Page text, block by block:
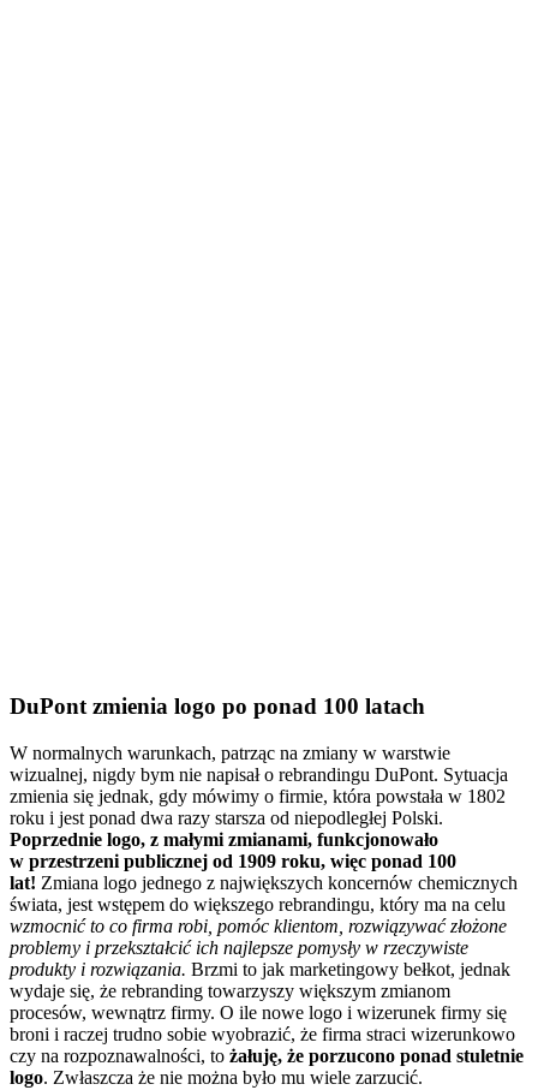
DuPont zmienia logo po ponad 100 latach
W normalnych warunkach, patrząc na zmiany w warstwie
wizualnej, nigdy bym nie napisał o rebrandingu DuPont. Sytuacja
zmienia się jednak, gdy mówimy o firmie, która powstała w 1802
roku i jest ponad dwa razy starsza od niepodległej Polski.
Poprzednie logo, z małymi zmianami, funkcjonowało
w przestrzeni publicznej od 1909 roku, więc ponad 100
lat! Zmiana logo jednego z największych koncernów chemicznych
świata, jest wstępem do większego rebrandingu, który ma na celu
wzmocnić to co firma robi, pomóc klientom, rozwiązywać złożone
problemy i przekształcić ich najlepsze pomysły w rzeczywiste
produkty i rozwiązania. Brzmi to jak marketingowy bełkot, jednak
wydaje się, że rebranding towarzyszy większym zmianom
procesów, wewnątrz firmy. O ile nowe logo i wizerunek firmy się
broni i raczej trudno sobie wyobrazić, że firma straci wizerunkowo
czy na rozpoznawalności, to żałuję, że porzucono ponad stuletnie
logo. Zwłaszcza że nie można było mu wiele zarzucić.